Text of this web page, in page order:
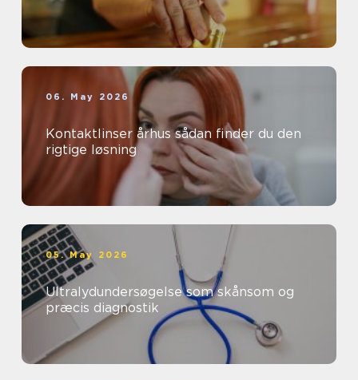
06. May 2026
Kontaktlinser århus sådan finder du den
rigtige løsning
05. May 2026
Ultralydundersøgelse som skånsom og
præcis diagnostik